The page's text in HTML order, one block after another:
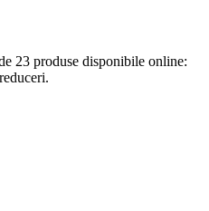
23 produse disponibile online: